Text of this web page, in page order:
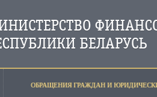
ОБРАЩЕНИЯ ГРАЖДАН И